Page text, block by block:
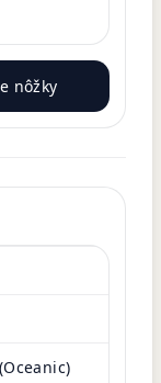
nôžky